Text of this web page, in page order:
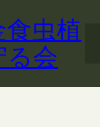
虫植
る会